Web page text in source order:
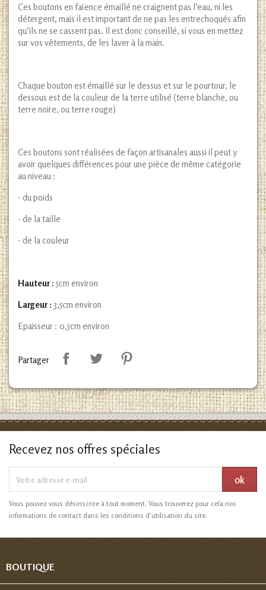
Ces boutons en faïence émaillé ne craignent pas l’eau, ni les
détergent, mais il est important de ne pas les entrechoqués afin
qu’ils ne se cassent pas. Il est donc conseillé, si vous en mettez
sur vos vêtements, de les laver à la main.
Chaque bouton est émaillé sur le dessus et sur le pourtour, le
dessous est de la couleur de la terre utilisé (terre blanche, ou
terre noire, ou terre rouge)
Ces boutons sont réalisées de façon artisanales aussi il peut y
avoir quelques différences pour une pièce de même catégorie
au niveau :
- du poids
- de la taille
- de la couleur
Hauteur : 5cm environ
Largeur : 3,5cm environ
Epaisseur : 0,5cm environ
Partager
Recevez nos offres spéciales
Vous pouvez vous désinscrire à tout moment. Vous trouverez pour cela nos
informations de contact dans les conditions d'utilisation du site.
BOUTIQUE 